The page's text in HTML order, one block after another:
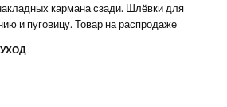
кармана сзади. Шлёвки для
и пуговицу. Товар на распродаже